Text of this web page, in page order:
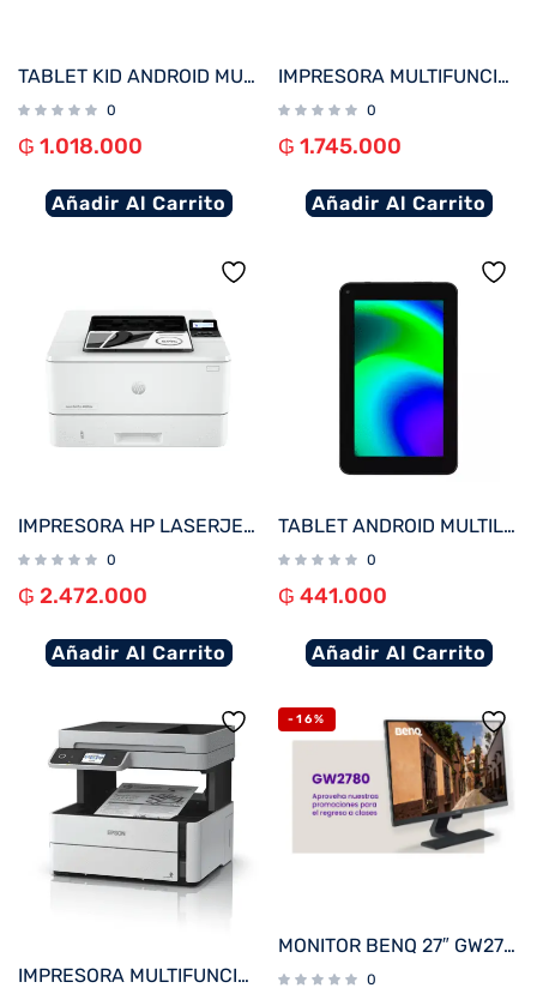
TABLET KID ANDROID MULTILASER NB623 QC/64GB/4G/9″/WIFI/AZUL PAW PATROL
0
₲ 1.018.000
Añadir Al Carrito
IMPRESORA MULTIFUNCIONAL HP SMART TANK 580 IMP/COP/SCA/USB/WIFI/BT/BIVOLT
0
₲ 1.745.000
Añadir Al Carrito
IMPRESORA HP LASERJET PRO 4003DW IMP/RED/USB/WIFI 220V
0
₲ 2.472.000
Añadir Al Carrito
TABLET ANDROID MULTILASER NB600 M7 QC/32GB/2G/7″/WIFI/NEGRO
0
₲ 441.000
Añadir Al Carrito
IMPRESORA MULTIFUNCIONAL EPSON M3170 ECOTANK RED O WIFI ADF USB BIVOLT
-16%
MONITOR BENQ 27″ GW2780
0